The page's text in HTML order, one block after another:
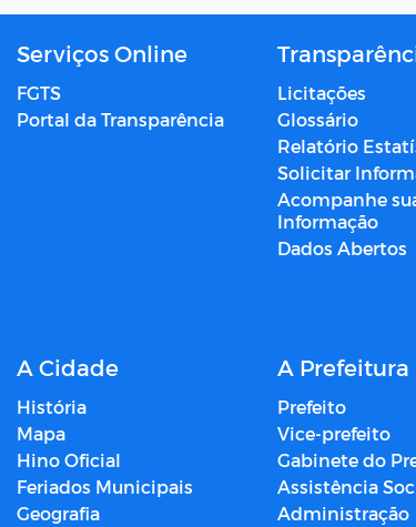
Serviços Online
FGTS
Portal da Transparência
Licitações
Glossário
Relatório
Solicitar
Acompanhe
Informação
Dados Abertos
A Cidade
História
Mapa
Hino Oficial
Feriados Municipais
Geografia
A Prefeitura
Prefeito
Vice-prefeito
Gabinete do
Assistência
Administração